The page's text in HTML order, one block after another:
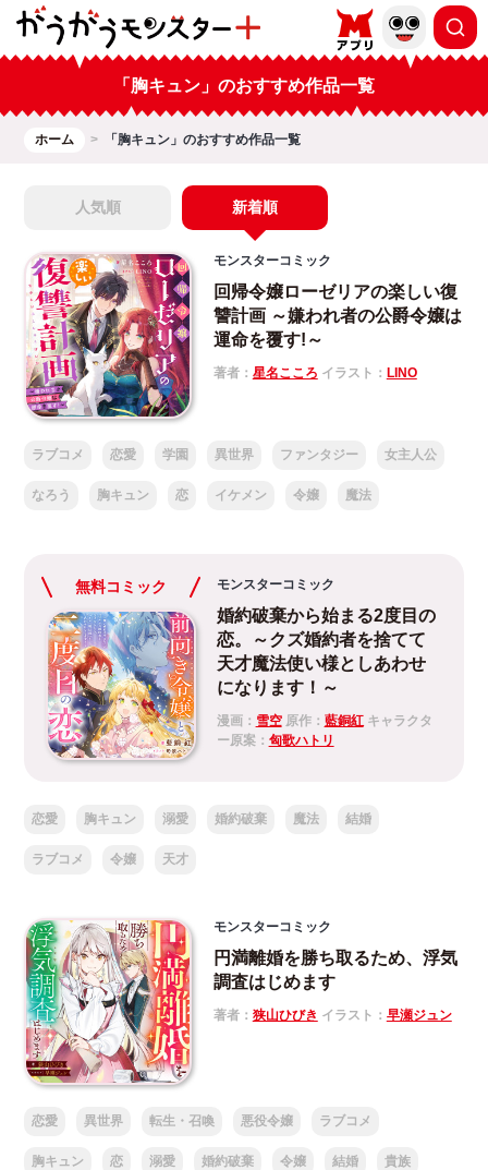
「胸キュン」のおすすめ作品一覧
ホーム 「胸キュン」のおすすめ作品一覧
人気順 新着順
モンスターコミック
回帰令嬢ローゼリアの楽しい復
讐計画 ～嫌われ者の公爵令嬢は
運命を覆す!～
著者： 星名こころ イラスト： LINO
ラブコメ 恋愛 学園 異世界 ファンタジー 女主人公
なろう 胸キュン 恋 イケメン 令嬢 魔法
無料コミック モンスターコミック
婚約破棄から始まる2度目の
恋。～クズ婚約者を捨てて
天才魔法使い様としあわせ
になります！～
漫画： 雪空原作： 藍銅紅キャラクタ
ー原案： 匈歌ハトリ
恋愛 胸キュン 溺愛 婚約破棄 魔法 結婚
ラブコメ 令嬢 天才
モンスターコミック
円満離婚を勝ち取るため、浮気
調査はじめます
著者： 狭山ひびき イラスト： 早瀬ジュン
恋愛 異世界 転生・召喚 悪役令嬢 ラブコメ
胸キュン 恋 溺愛 婚約破棄 令嬢 結婚 貴族